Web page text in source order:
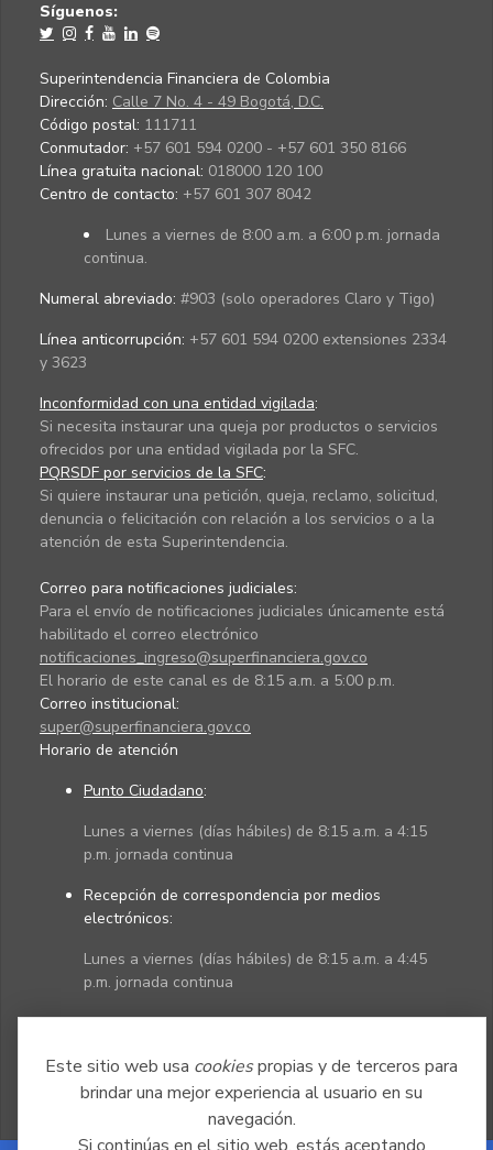
Este sitio web usa cookiespropias y de terceros para
brindar una mejor experiencia al usuario en su
navegación.
Síguenos:
Superintendencia Financiera de Colombia
Dirección: Calle 7 No. 4 - 49 Bogotá, D.C.
Código postal: 111711
Conmutador: +57 601 594 0200 - +57 601 350 8166
Línea gratuita nacional: 018000 120 100
Centro de contacto: +57 601 307 8042
Lunes a viernes de 8:00 a.m. a 6:00 p.m. jornada
continua.
Numeral abreviado: #903 (solo operadores Claro y Tigo)
Línea anticorrupción: +57 601 594 0200 extensiones 2334
y 3623
Inconformidad con una entidad vigilada:
Si necesita instaurar una queja por productos o servicios
ofrecidos por una entidad vigilada por la SFC.
PQRSDF por servicios de la SFC:
Si quiere instaurar una petición, queja, reclamo, solicitud,
denuncia o felicitación con relación a los servicios o a la
atención de esta Superintendencia.
Correo para notificaciones judiciales:
Para el envío de notificaciones judiciales únicamente está
habilitado el correo electrónico
notificaciones_ingreso@superfinanciera.gov.co
El horario de este canal es de 8:15 a.m. a 5:00 p.m.
Correo institucional:
super@superfinanciera.gov.co
Horario de atención
Punto Ciudadano:
Lunes a viernes (días hábiles) de 8:15 a.m. a 4:15
p.m. jornada continua
Recepción de correspondencia por medios
electrónicos:
Lunes a viernes (días hábiles) de 8:15 a.m. a 4:45
p.m. jornada continua